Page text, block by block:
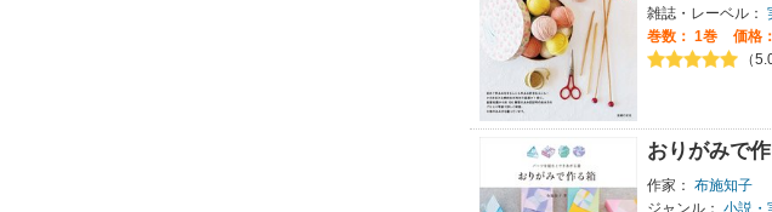
雑誌・レーベル：
巻数： 1巻
価格
（
おりがみで
作家： 布施知子